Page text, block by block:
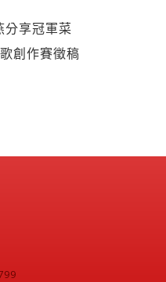
分享冠軍菜
創作賽徵稿